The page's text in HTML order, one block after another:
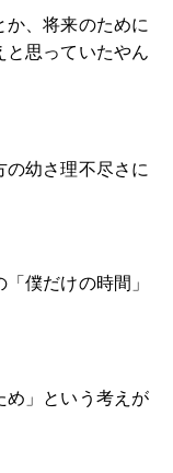
、将来のために
と思っていたやん
幼さ理不尽さに
僕だけの時間」
め」という考えが